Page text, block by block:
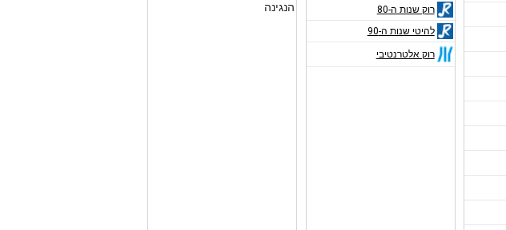
רוק שנות ה-80
להיטי שנות ה-90
רוק אלטרנטיבי